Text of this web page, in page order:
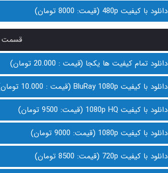
دانلود با کیفیت 480p (قیمت: 8000 تومان)
قسمت 6
دانلود تمام کیفیت ها یکجا (قیمت : 20.000 تومان)
دانلود با کیفیت BluRay 1080p (قیمت : 10.000 تومان)
دانلود با کیفیت 1080p HQ (قیمت: 9500 تومان)
دانلود با کیفیت 1080p (قیمت: 9000 تومان)
دانلود با کیفیت 720p (قیمت: 8500 تومان)